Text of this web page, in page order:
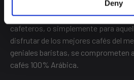
Deny
Volvemos a encontrarnos con un
cafeteros, o simplemente para
disfrutar de los mejores cafés del
geniales baristas, se comprometen
cafés 100% Arábica.